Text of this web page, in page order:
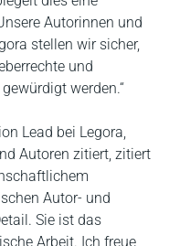
Autorinnen und
stellen wir sicher,
und
werden.“
Lead bei Legora,
Autoren zitiert, zitiert
Autor- und
Sie ist das
Arbeit. Ich freue